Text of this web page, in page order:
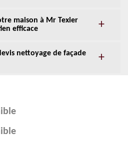
maison à Mr Texier
efficace
nettoyage de façade